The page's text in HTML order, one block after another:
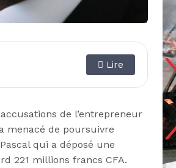
Lire
de l’entrepreneur
menacé de poursuivre
qui a déposé une
221 millions francs CFA.